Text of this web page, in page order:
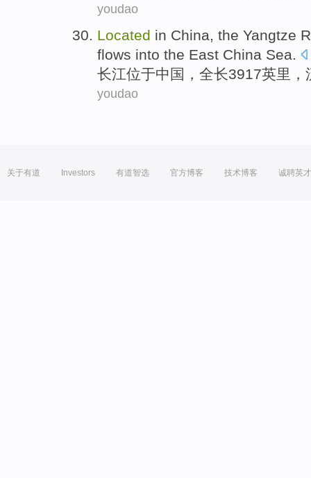
youdao
Located in China, the Yangtze
flows into the East China Sea.
长江位于中国，全长3917英里，
youdao
关于有道 Investors 有道智选 官方博客 技术博客 诚聘英才